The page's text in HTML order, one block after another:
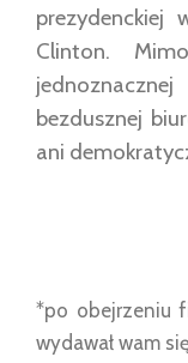
prezydenckiej
Clinton.
bezdusznej
ani
*po obejrzeniu
wydawał wam